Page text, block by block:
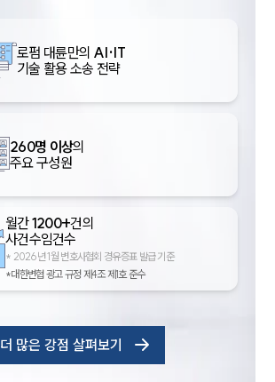
로펌 대륜만의 AI·IT
기술 활용 소송 전략
260명 이상의
주요 구성원
월간1200+건의
사건수임건수
* 2026년 1월 변호사협회 경유증표 발급 기준
*대한변협 광고 규정 제4조 제1호 준수
더 많은 강점 살펴보기